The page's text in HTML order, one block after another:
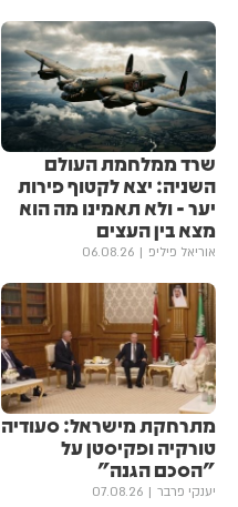
שרד ממלחמת העולם
השניה: יצא לקטוף פירות
יער - ולא תאמינו מה הוא
מצא בין העצים
אוריאל פיליפ 06.08.26
מתרחקת מישראל: סעודיה
טורקיה ופקיסטן על
"הסכם הגנה"
יענקי פרבר 07.08.26